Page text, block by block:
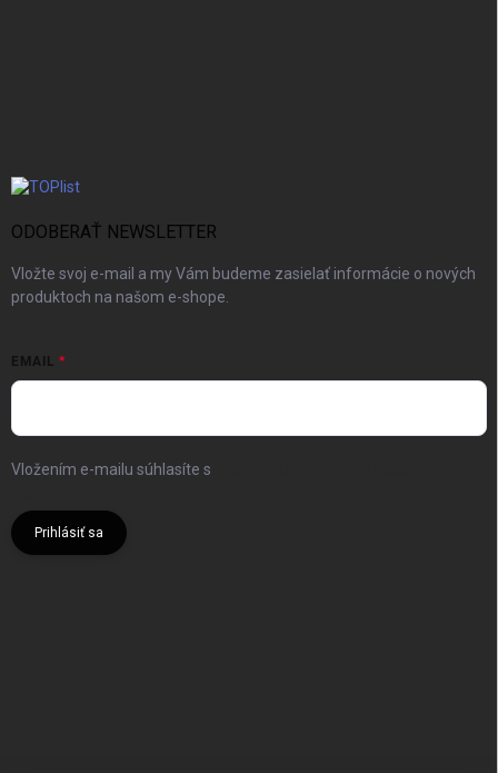
ODOBERAŤ NEWSLETTER
Vložte svoj e-mail a my Vám budeme zasielať informácie o nových
produktoch na našom e-shope.
EMAIL
Vložením e-mailu súhlasíte s
Prihlásiť sa